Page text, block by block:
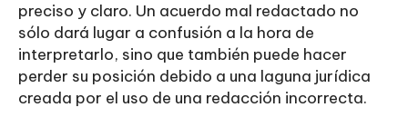
preciso y claro. Un acuerdo mal redactado no
sólo dará lugar a confusión a la hora de
interpretarlo, sino que también puede hacer
perder su posición debido a una laguna jurídica
creada por el uso de una redacción incorrecta.